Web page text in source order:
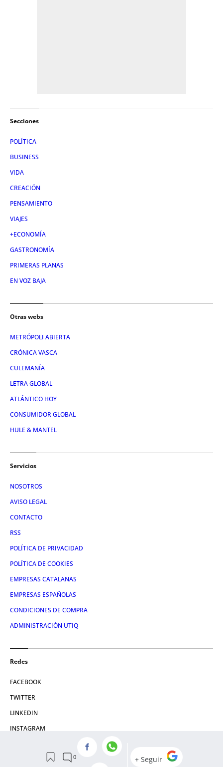
Secciones
POLÍTICA
BUSINESS
VIDA
CREACIÓN
PENSAMIENTO
VIAJES
+ECONOMÍA
GASTRONOMÍA
PRIMERAS PLANAS
EN VOZ BAJA
Otras webs
METRÓPOLI ABIERTA
CRÓNICA VASCA
CULEMANÍA
LETRA GLOBAL
ATLÁNTICO HOY
CONSUMIDOR GLOBAL
HULE & MANTEL
Servicios
NOSOTROS
AVISO LEGAL
CONTACTO
RSS
POLÍTICA DE PRIVACIDAD
POLÍTICA DE COOKIES
EMPRESAS CATALANAS
EMPRESAS ESPAÑOLAS
CONDICIONES DE COMPRA
ADMINISTRACIÓN UTIQ
Redes
FACEBOOK
TWITTER
LINKEDIN
INSTAGRAM